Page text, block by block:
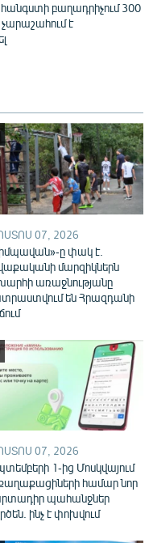
բաղադրիչում 300
չարաշահում է
07, 2026
ը փակ է.
մարզիկներն
առաջնությանը
են Հրազդանի
07, 2026
1-ից Մոսկվայում
համար նոր
պահանջներ
ինչ է փոխվում